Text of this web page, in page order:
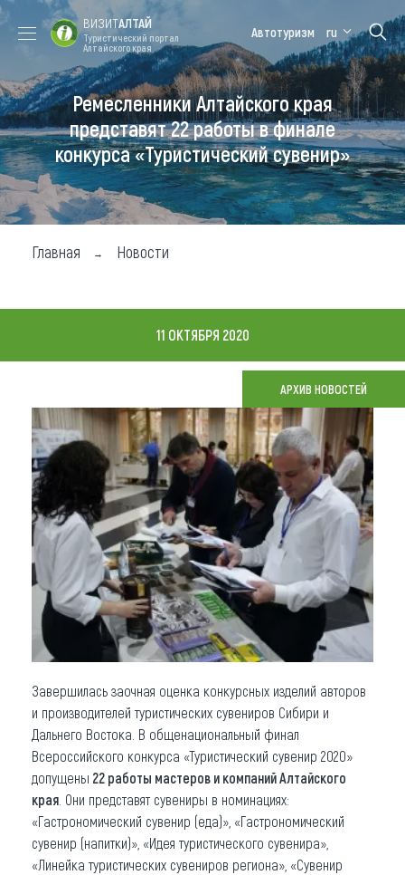
Форум VISIT
ALTAI
Цветение
маральника
Медицинский
форум
Алтайская
зимовка
Туры
Где побывать
Чем заняться
Карта
Что привезти (сувениры)
О регионе
Коллекция впечатлений
Другие рубрики
ВИЗИТАЛТАЙ
Туристический портал
Алтайского края
Автотуризм ru
Ремесленники Алтайского края
представят 22 работы в финале
конкурса «Туристический сувенир»
Главная Новости
11 ОКТЯБРЯ 2020
АРХИВ НОВОСТЕЙ
Завершилась заочная оценка конкурсных изделий авторов
и производителей туристических сувениров Сибири и
Дальнего Востока. В общенациональный финал
Всероссийского конкурса «Туристический сувенир 2020»
допущены 22 работы мастеров и компаний Алтайского
края . Они представят сувениры в номинациях:
«Гастрономический сувенир (еда)», «Гастрономический
сувенир (напитки)», «Идея туристического сувенира»,
«Линейка туристических сувениров региона», «Сувенир